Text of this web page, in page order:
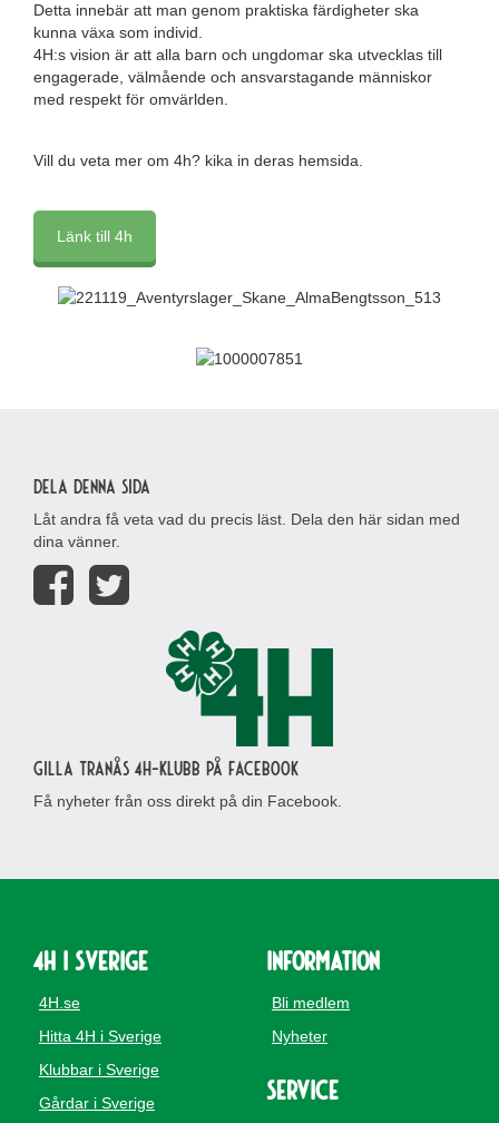
Detta innebär att man genom praktiska färdigheter ska
kunna växa som individ.
4H:s vision är att alla barn och ungdomar ska utvecklas till
engagerade, välmående och ansvarstagande människor
med respekt för omvärlden.
Vill du veta mer om 4h? kika in deras hemsida.
Länk till 4h
Dela denna sida
Låt andra få veta vad du precis läst. Dela den här sidan med
dina vänner.
Gilla Tranås 4H-klubb på Facebook
Få nyheter från oss direkt på din Facebook.
4H i Sverige
4H.se
Hitta 4H i Sverige
Klubbar i Sverige
Gårdar i Sverige
Information
Bli medlem
Nyheter
Service